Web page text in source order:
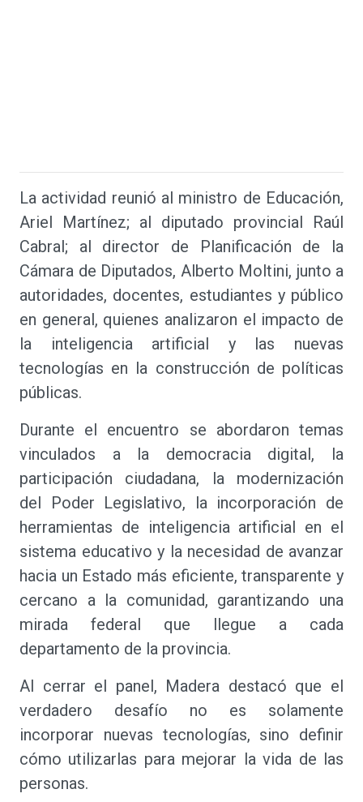
La actividad reunió al ministro de Educación,
Ariel Martínez; al diputado provincial Raúl
Cabral; al director de Planificación de la
Cámara de Diputados, Alberto Moltini, junto a
autoridades, docentes, estudiantes y público
en general, quienes analizaron el impacto de
la inteligencia artificial y las nuevas
tecnologías en la construcción de políticas
públicas.
Durante el encuentro se abordaron temas
vinculados a la democracia digital, la
participación ciudadana, la modernización
del Poder Legislativo, la incorporación de
herramientas de inteligencia artificial en el
sistema educativo y la necesidad de avanzar
hacia un Estado más eficiente, transparente y
cercano a la comunidad, garantizando una
mirada federal que llegue a cada
departamento de la provincia.
Al cerrar el panel, Madera destacó que el
verdadero desafío no es solamente
incorporar nuevas tecnologías, sino definir
cómo utilizarlas para mejorar la vida de las
personas.